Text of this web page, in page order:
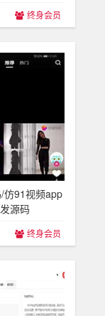
终身会员
仿91视频app
源码
终身会员